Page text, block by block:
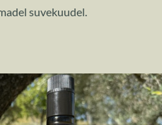
suvekuudel.